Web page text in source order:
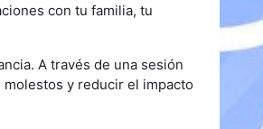
con tu familia, tu
A través de una sesión
y reducir el impacto